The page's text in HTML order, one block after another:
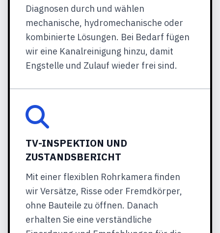
Diagnosen durch und wählen
mechanische, hydromechanische oder
kombinierte Lösungen. Bei Bedarf fügen
wir eine Kanalreinigung hinzu, damit
Engstelle und Zulauf wieder frei sind.
TV-INSPEKTION UND
ZUSTANDSBERICHT
Mit einer flexiblen Rohrkamera finden
wir Versätze, Risse oder Fremdkörper,
ohne Bauteile zu öffnen. Danach
erhalten Sie eine verständliche